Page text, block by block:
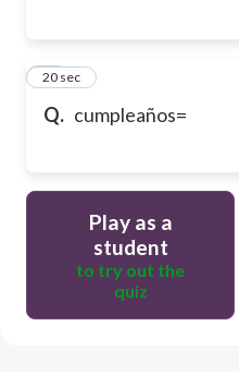
Q. cumpleaños=
11
20 sec
Play as a
student
to try out the
quiz